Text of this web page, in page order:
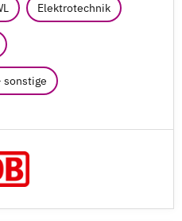
Elektrotechnik
sonstige